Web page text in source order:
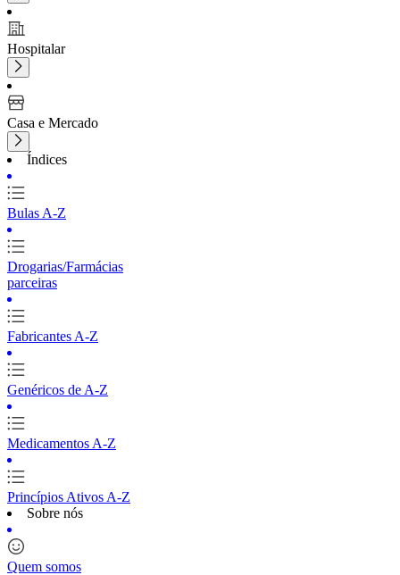
Hospitalar
Casa e Mercado
Índices
Bulas A-Z
Drogarias/Farmácias
parceiras
Fabricantes A-Z
Genéricos de A-Z
Medicamentos A-Z
Princípios Ativos A-Z
Sobre nós
Quem somos